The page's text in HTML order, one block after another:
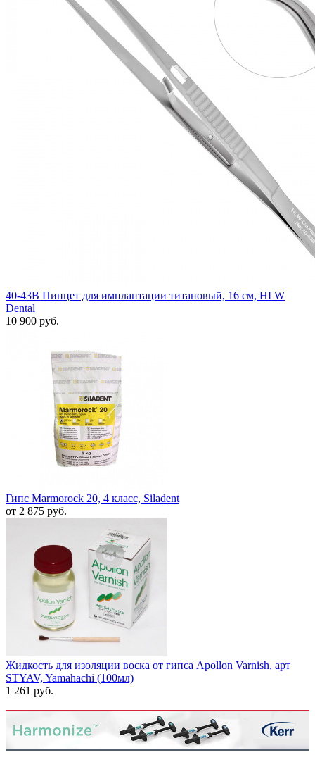
40-43B Пинцет для имплантации титановый, 16 см, HLW
Dental
10 900 руб.
Гипс Marmorock 20, 4 класс, Siladent
от 2 875 руб.
Жидкость для изоляции воска от гипса Apollon Varnish, арт
STYAV, Yamahachi (100мл)
1 261 руб.